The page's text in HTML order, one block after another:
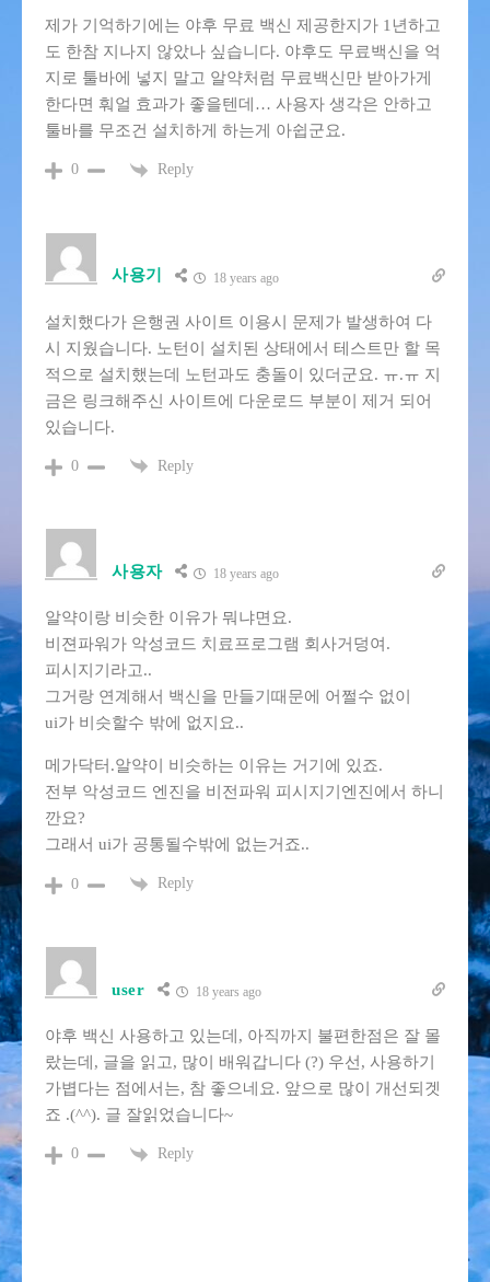
제가 기억하기에는 야후 무료 백신 제공한지가 1년하고
도 한참 지나지 않았나 싶습니다. 야후도 무료백신을 억
지로 툴바에 넣지 말고 알약처럼 무료백신만 받아가게
한다면 훠얼 효과가 좋을텐데… 사용자 생각은 안하고
툴바를 무조건 설치하게 하는게 아쉽군요.
0 Reply
사용기 18 years ago
설치했다가 은행권 사이트 이용시 문제가 발생하여 다
시 지웠습니다. 노턴이 설치된 상태에서 테스트만 할 목
적으로 설치했는데 노턴과도 충돌이 있더군요. ㅠ.ㅠ 지
금은 링크해주신 사이트에 다운로드 부분이 제거 되어
있습니다.
0 Reply
사용자 18 years ago
알약이랑 비슷한 이유가 뭐냐면요.
비젼파워가 악성코드 치료프로그램 회사거덩여.
피시지기라고..
그거랑 연계해서 백신을 만들기때문에 어쩔수 없이
ui가 비슷할수 밖에 없지요..
메가닥터.알약이 비슷하는 이유는 거기에 있죠.
전부 악성코드 엔진을 비전파워 피시지기엔진에서 하니
깐요?
그래서 ui가 공통될수밖에 없는거죠..
0 Reply
user 18 years ago
야후 백신 사용하고 있는데, 아직까지 불편한점은 잘 몰
랐는데, 글을 읽고, 많이 배워갑니다 (?) 우선, 사용하기
가볍다는 점에서는, 참 좋으네요. 앞으로 많이 개선되겟
죠 .(^^). 글 잘읽었습니다~
0 Reply